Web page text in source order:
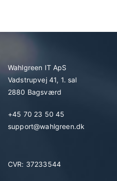
Wahlgreen IT ApS
Vadstrupvej 41, 1. sal
2880 Bagsværd
+45 70 23 50 45
support@wahlgreen.dk
CVR: 37233544